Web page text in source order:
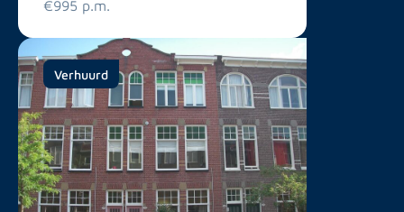
€995 p.m.
Verhuurd